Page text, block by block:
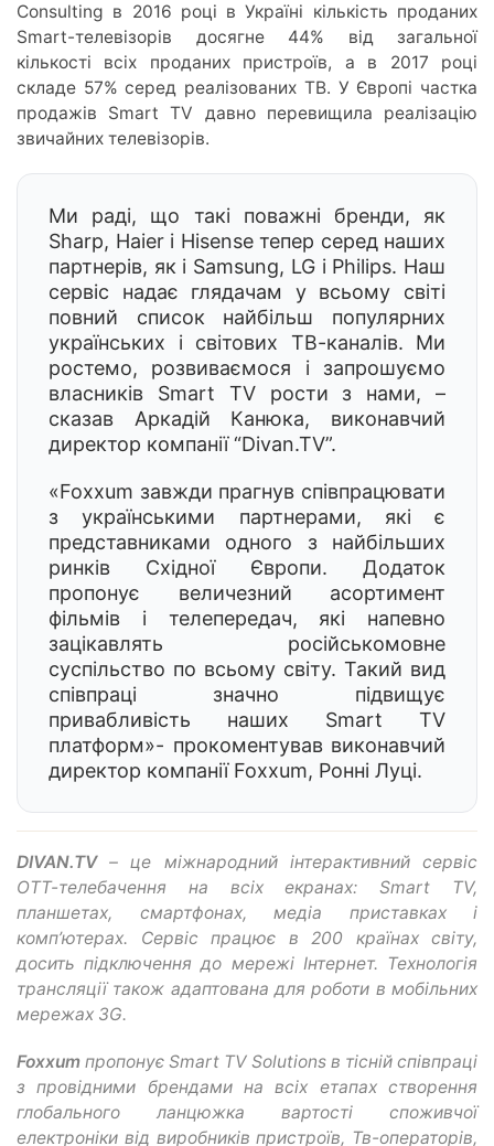
Consulting в 2016 році в Україні кількість проданих
Smart-телевізорів досягне 44% від загальної
кількості всіх проданих пристроїв, а в 2017 році
складе 57% серед реалізованих ТВ. У Європі частка
продажів Smart TV давно перевищила реалізацію
звичайних телевізорів.
Ми раді, що такі поважні бренди, як
Sharp, Haier і Hisensе тепер серед наших
партнерів, як і Samsung, LG і Philips. Наш
сервіс надає глядачам у всьому світі
повний список найбільш популярних
українських і світових ТВ-каналів. Ми
ростемо, розвиваємося і запрошуємо
власників Smart TV рости з нами, –
сказав Аркадій Канюка, виконавчий
директор компанії “Divan.TV”.
«Foxxum завжди прагнув співпрацювати
з українськими партнерами, які є
представниками одного з найбільших
ринків Східної Європи. Додаток
пропонує величезний асортимент
фільмів і телепередач, які напевно
зацікавлять російськомовне
суспільство по всьому світу. Такий вид
співпраці значно підвищує
привабливість наших Smart TV
платформ»- прокоментував виконавчий
директор компанії Foxxum, Ронні Луці.
DIVAN.TV– це міжнародний інтерактивний сервіс
ОТТ-телебачення на всіх екранах:Smart
TV,
планшетах, смартфонах, медіа приставках і
комп’ютерах. Сервіс працює в 200 країнах світу,
досить підключення до мережі Інтернет. Технологія
трансляції також адаптована для роботи в мобільних
мережах 3G.
Foxxum пропонує Smart TV Solutions в тісній співпраці
з провідними брендами на всіх етапах створення
глобального ланцюжка вартості споживчої
електроніки від виробників пристроїв, Тв-операторів,